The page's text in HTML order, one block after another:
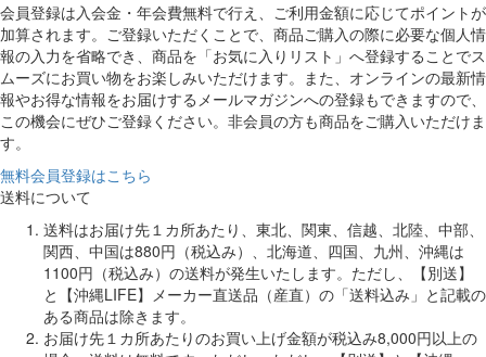
会員登録は入会金・年会費無料で行え、ご利用金額に応じてポイントが
加算されます。ご登録いただくことで、商品ご購入の際に必要な個人情
報の入力を省略でき、商品を「お気に入りリスト」へ登録することでス
ムーズにお買い物をお楽しみいただけます。また、オンラインの最新情
報やお得な情報をお届けするメールマガジンへの登録もできますので、
この機会にぜひご登録ください。非会員の方も商品をご購入いただけま
す。
無料会員登録はこちら
送料について
送料はお届け先１カ所あたり、東北、関東、信越、北陸、中部、
関西、中国は880円（税込み）、北海道、四国、九州、沖縄は
1100円（税込み）の送料が発生いたします。ただし、【別送】
と【沖縄LIFE】メーカー直送品（産直）の「送料込み」と記載の
ある商品は除きます。
お届け先１カ所あたりのお買い上げ金額が税込み8,000円以上の